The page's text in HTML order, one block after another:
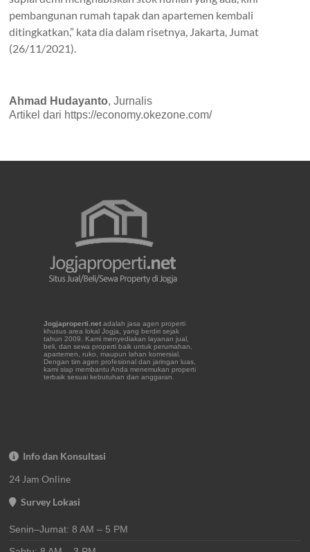
pembangunan rumah tapak dan apartemen kembali
ditingkatkan,” kata dia dalam risetnya, Jakarta, Jumat
(26/11/2021).
Ahmad Hudayanto, Jurnalis
Artikel dari https://economy.okezone.com/
Jogjaproperti.net adalah jasa agen properti
khusus area lokal Jogja, yang berdiri sejak
tahun 2009. Kami menyediakan layanan jual,
beli, dan sewa properti baik untuk perumahan,
apartemen, ruko, maupun lahan komersial.
Dengan tim agen profesional dan jaringan luas,
kami siap membantu Anda menemukan properti
terbaik sesuai kebutuhan dan anggaran.
Info dan Konsultasi
24 Jam Online
Survey Lokasi
Senin–Jumat: 8 AM – 5 PM